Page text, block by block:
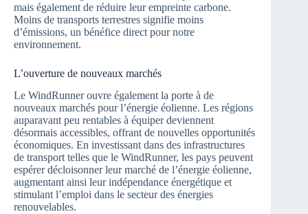
mais également de réduire leur empreinte carbone.
Moins de transports terrestres signifie moins
d’émissions, un bénéfice direct pour notre
environnement.
L’ouverture de nouveaux marchés
Le WindRunner ouvre également la porte à de
nouveaux marchés pour l’énergie éolienne. Les régions
auparavant peu rentables à équiper deviennent
désormais accessibles, offrant de nouvelles opportunités
économiques. En investissant dans des infrastructures
de transport telles que le WindRunner, les pays peuvent
espérer décloisonner leur marché de l’énergie éolienne,
augmentant ainsi leur indépendance énergétique et
stimulant l’emploi dans le secteur des énergies
renouvelables.